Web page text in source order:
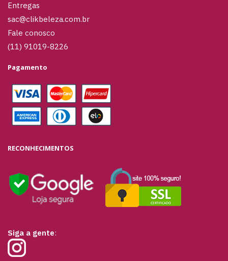
Entregas
sac@clikbeleza.com.br
Fale conosco
(11) 91019-8226
Pagamento
RECONHECIMENTOS
Siga a gente: